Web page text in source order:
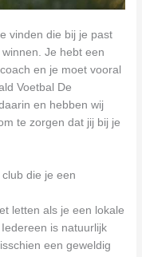
vinden die bij je past
Je hebt een
en je moet vooral
Voetbal De
en hebben wij
te zorgen dat jij bij je
die je een
letten als je een lokale
is natuurlijk
een geweldig